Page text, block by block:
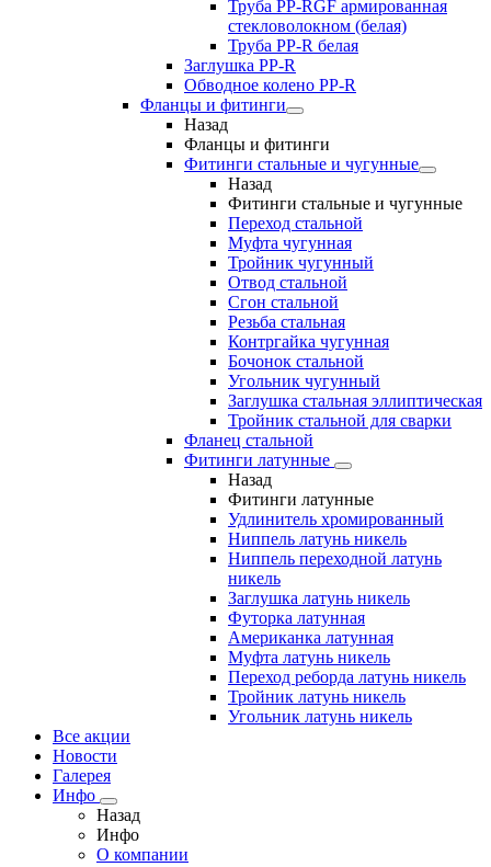
Труба PP-RGF армированная
стекловолокном (белая)
Труба РР-R белая
Заглушка PP-R
Обводное колено PP-R
Фланцы и фитинги
Назад
Фланцы и фитинги
Фитинги стальные и чугунные
Назад
Фитинги стальные и чугунные
Переход стальной
Муфта чугунная
Тройник чугунный
Отвод стальной
Сгон стальной
Резьба стальная
Контргайка чугунная
Бочонок стальной
Угольник чугунный
Заглушка стальная эллиптическая
Тройник стальной для сварки
Фланец стальной
Фитинги латунные
Назад
Фитинги латунные
Удлинитель хромированный
Ниппель латунь никель
Ниппель переходной латунь
никель
Заглушка латунь никель
Футорка латунная
Американка латунная
Муфта латунь никель
Переход реборда латунь никель
Тройник латунь никель
Угольник латунь никель
Все акции
Новости
Галерея
Инфо
Назад
Инфо
О компании